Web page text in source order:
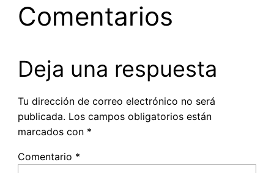
Comentarios
Deja una respuesta
Tu dirección de correo electrónico no será
publicada. Los campos obligatorios están
marcados con *
Comentario *